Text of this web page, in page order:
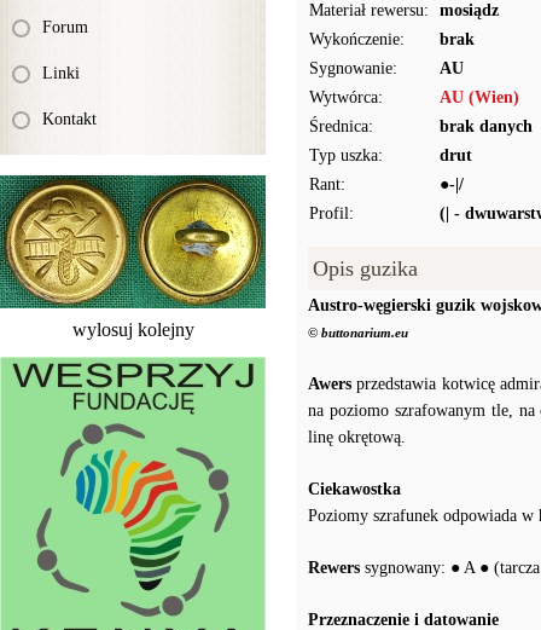
Forum
Linki
Kontakt
wylosuj kolejny
Materiał rewersu:
mosiądz
Wykończenie:
brak
Sygnowanie:
AU
Wytwórca:
AU (Wien)
Średnica:
brak danych
Typ uszka:
drut
Rant:
●-|/
Profil:
(| -
Opis guzika
Austro-węgierski guzik
© buttonarium.eu
Awers przedstawia kotwicę
na poziomo szrafowanym tle,
linę okrętową.
Ciekawostka
Poziomy szrafunek odpowiada
Rewers sygnowany: ● A ●
Przeznaczenie i datowanie